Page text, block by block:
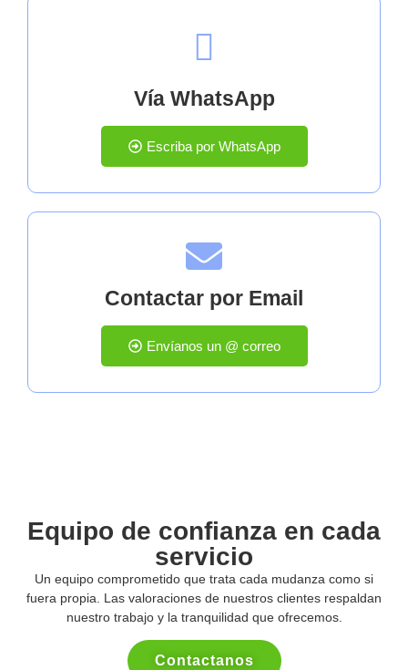
Vía WhatsApp
Escriba por WhatsApp
Contactar por Email
Envíanos un @ correo
Equipo de confianza en cada
servicio
Un equipo comprometido que trata cada mudanza como si
fuera propia. Las valoraciones de nuestros clientes respaldan
nuestro trabajo y la tranquilidad que ofrecemos.
Contactanos